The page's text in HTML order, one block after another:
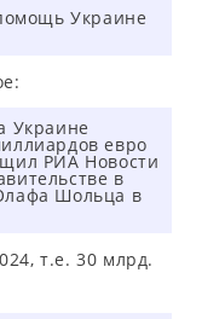
Украине
Украине
евро
РИА Новости
в
Шольца в
т.е. 30 млрд.